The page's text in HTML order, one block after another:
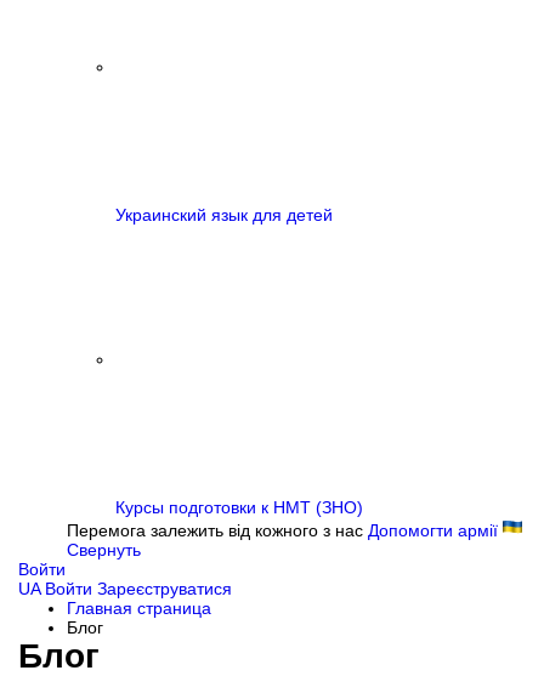
Украинский язык для детей
Курсы подготовки к НМТ (ЗНО)
Перемога залежить від кожного з нас Допомогти армії
Свернуть
Войти
UA Войти Зареєструватися
Главная страница
Блог
Блог